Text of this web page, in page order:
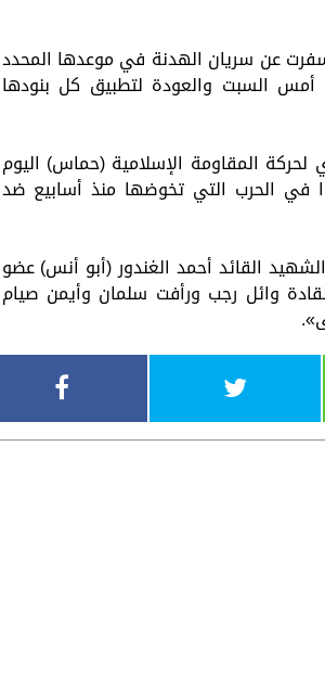
عن سريان الهدنة في موعدها المحدد
السبت والعودة لتطبيق كل بنودها
المقاومة الإسلامية (حماس) اليوم
الحرب التي تخوضها منذ أسابيع ضد
القائد أحمد الغندور (أبو أنس) عضو
وائل رجب ورأفت سلمان وأيمن صيام